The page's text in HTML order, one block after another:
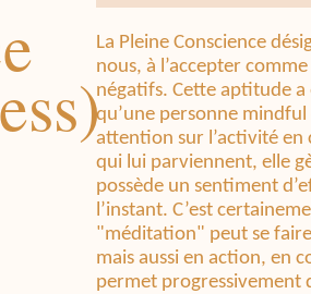
La Pleine Conscience
nous, à l’accepter
négatifs. Cette aptitude
qu’une personne
attention sur l’activité en
qui lui parviennent, elle
possède un sentiment
l’instant. C’est
"méditation" peut se
mais aussi en action, en
permet progressivement